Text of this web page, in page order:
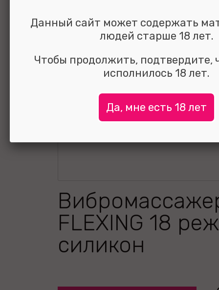
FLEXING 18
силикон
Данный сайт может содержать
людей старше 18 лет.
Чтобы продолжить, подтвердите,
исполнилось 18 лет.
Да, мне есть 18 лет